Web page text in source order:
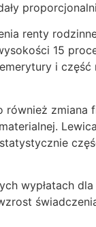
renty
15
i
wypłatach